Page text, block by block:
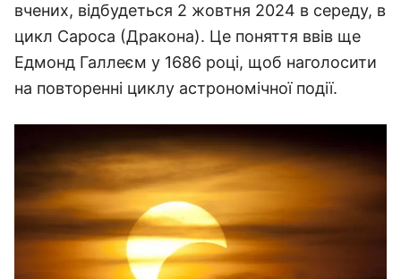
вчених, відбудеться 2 жовтня 2024 в середу, в
цикл Сароса (Дракона). Це поняття ввів ще
Едмонд Галлеєм у 1686 році, щоб наголосити
на повторенні циклу астрономічної події.